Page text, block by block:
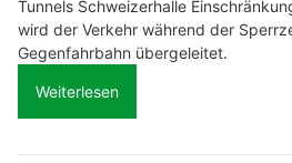
Tunnels Schweizerhalle
wird der Verkehr während der
Gegenfahrbahn übergeleitet.
Weiterlesen